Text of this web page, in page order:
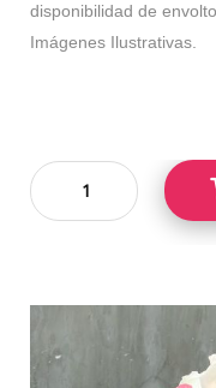
disponibilidad de
Imágenes Ilustrativas.